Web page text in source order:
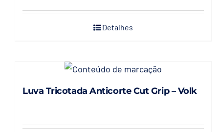
Detalhes
Luva Tricotada Anticorte Cut Grip – Volk